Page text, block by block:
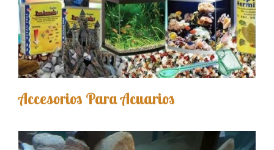
Accesorios Para Acuarios